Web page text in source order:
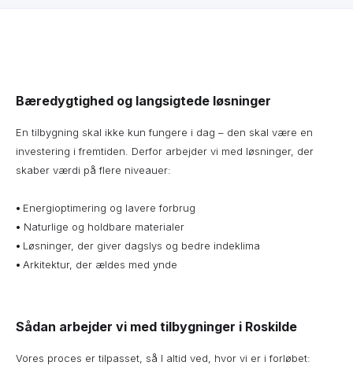
Bæredygtighed og langsigtede løsninger
En tilbygning skal ikke kun fungere i dag – den skal være en
investering i fremtiden. Derfor arbejder vi med løsninger, der
skaber værdi på flere niveauer:
• Energioptimering og lavere forbrug
• Naturlige og holdbare materialer
• Løsninger, der giver dagslys og bedre indeklima
• Arkitektur, der ældes med ynde
Sådan arbejder vi med tilbygninger i Roskilde
Vores proces er tilpasset, så I altid ved, hvor vi er i forløbet: